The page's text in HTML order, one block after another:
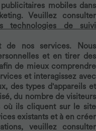
mobiles dans
Veuillez consulter
technologies de suivi
de nos services.
Nous
et en tirer des
de mieux comprendre
et interagissez avec
des types d'appareils et
du nombre de visiteurs
où ils cliquent sur le site
existants et à en créer
veuillez consulter